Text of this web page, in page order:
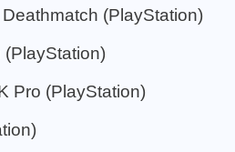
(PlayStation)
Pro (PlayStation)